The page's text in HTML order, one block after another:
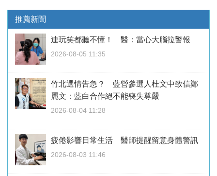
推薦新聞
連玩笑都聽不懂！ 醫：當心大腦拉警報
2026-08-05 11:35
竹北選情告急？ 藍營參選人杜文中致信鄭
麗文：藍白合作絕不能喪失尊嚴
2026-08-04 11:28
疲倦影響日常生活 醫師提醒留意身體警訊
2026-08-03 11:46